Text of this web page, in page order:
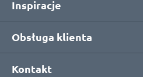
Inspiracje
Obsługa klienta
Kontakt